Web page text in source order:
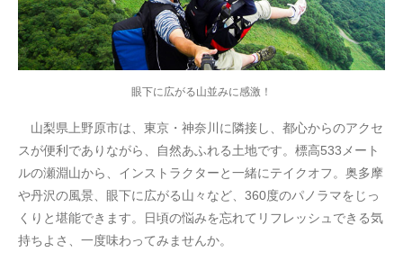
眼下に広がる山並みに感激！
山梨県上野原市は、東京・神奈川に隣接し、都心からのアクセ
スが便利でありながら、自然あふれる土地です。標高533メート
ルの瀬淵山から、インストラクターと一緒にテイクオフ。奥多摩
や丹沢の風景、眼下に広がる山々など、360度のパノラマをじっ
くりと堪能できます。日頃の悩みを忘れてリフレッシュできる気
持ちよさ、一度味わってみませんか。